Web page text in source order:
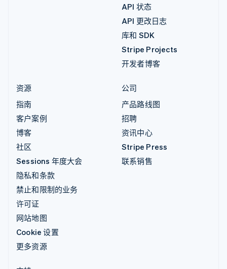
API 状态
API 更改日志
库和 SDK
Stripe Projects
开发者博客
资源
指南
客户案例
博客
社区
Sessions 年度大会
隐私和条款
禁止和限制的业务
许可证
网站地图
Cookie 设置
更多资源
公司
产品路线图
招聘
资讯中心
Stripe Press
联系销售